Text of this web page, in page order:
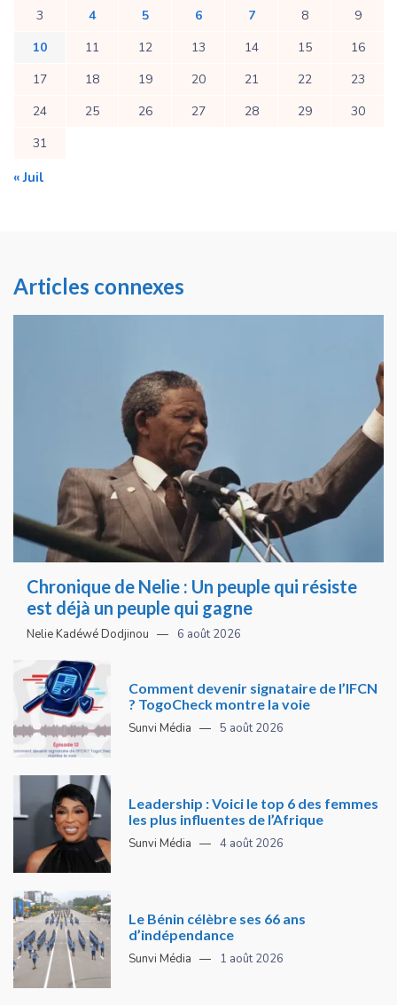
3
4 5 6 7 8
9
10
11 12 13 14 15
16
17
18 19 20 21 22
23
24
25 26 27 28 29
30
31
« Juil
Articles connexes
Chronique de Nelie : Un peuple qui résiste
est déjà un peuple qui gagne
Nelie Kadéwé Dodjinou 6 août 2026
Comment devenir signataire de l’IFCN
? TogoCheck montre la voie
Sunvi Média 5 août 2026
Leadership : Voici le top 6 des femmes
les plus influentes de l’Afrique
Sunvi Média 4 août 2026
Le Bénin célèbre ses 66 ans
d’indépendance
Sunvi Média 1 août 2026